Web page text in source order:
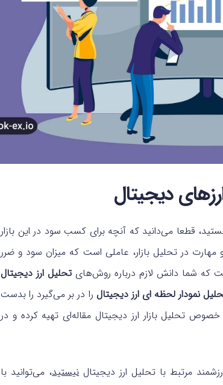
دیجیتال
قطعا می‌‌دانید که آنچه برای کسب سود در این بازار
در تحلیل بازار، عاملی است که میزان سود و ضرر
که شما دانش لازم درباره روش‌هایتحلیل ارز دیجیتال
نمودار لحظه ای ارز دیجیتال را در بر می‌گیرد را بدست
خصوص تحلیل بازار ارز دیجیتال مقاله‌ای تهیه کرده و در
مرتبط با تحلیل ارز دیجیتالنیستید، می‌توانید با